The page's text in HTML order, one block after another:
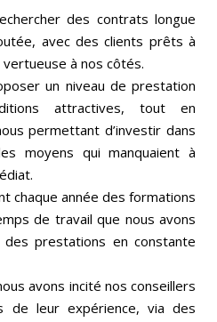
des contrats longue
avec des clients prêts à
à nos côtés.
un niveau de prestation
attractives, tout en
permettant d’investir dans
moyens qui manquaient à
chaque année des formations
de travail que nous avons
prestations en constante
avons incité nos conseillers
de leur expérience, via des